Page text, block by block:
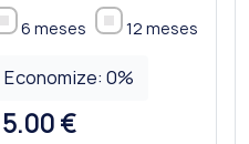
6 meses 12 meses
Economize:0%
5.00 €